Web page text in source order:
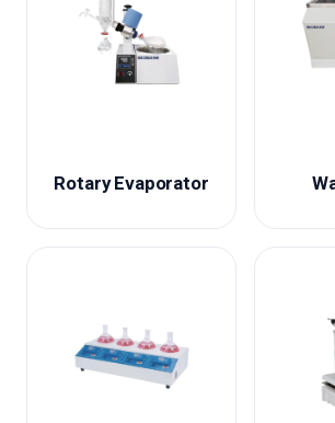
Rotary Evaporator